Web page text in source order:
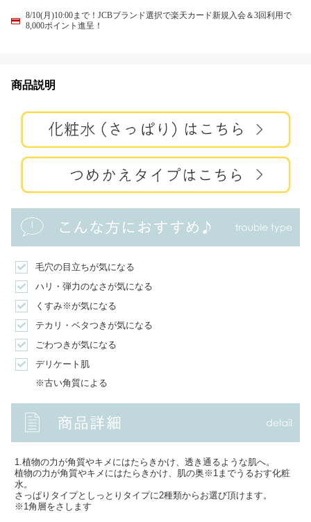
8/10(月)10:00まで！JCBブランド選択で楽天カード新規入会＆3回利用で
8,000ポイント進呈！
商品説明
毛穴の目立ちが気になる
ハリ・弾力のなさが気になる
くすみ※が気になる
テカリ・ベタつきが気になる
ごわつきが気になる
デリケート肌
※古い角質による
1.植物の力が角質やキメにはたらきかけ、透き通るような肌へ。
植物の力が角質やキメにはたらきかけ、肌の奥※1までうるおす化粧
水。
さっぱりタイプとしっとりタイプに2種類からお選び頂けます。
※1角層をさします